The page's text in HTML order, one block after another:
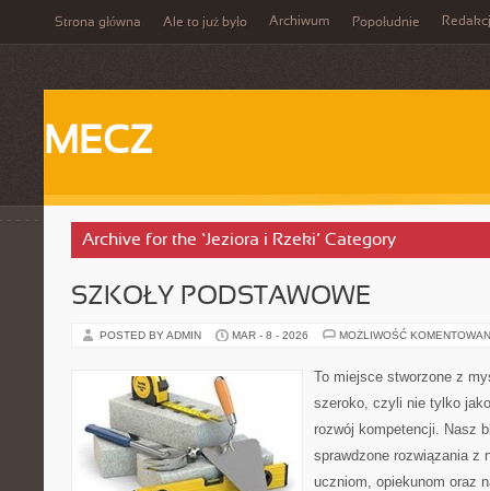
Strona główna Ale to już było Archiwum Popołudnie
MECZ
Archive for the ‘Jeziora i Rzeki’ Category
SZKOŁY PODSTAWOWE
POSTED BY ADMIN MAR - 8 - 2026 MOŻLIWOŚĆ
To miejsce stworzone z
szeroko, czyli nie tylko
rozwój kompetencji. Nasz
sprawdzone rozwiązania z
uczniom, opiekunom oraz